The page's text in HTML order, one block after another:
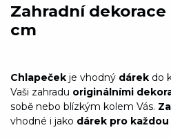
Zahradní dekorace
cm
Chlapeček je vhodný dárek do
Vaši zahradu originálními
sobě nebo blízkým kolem Vás.
vhodné i jako dárek pro